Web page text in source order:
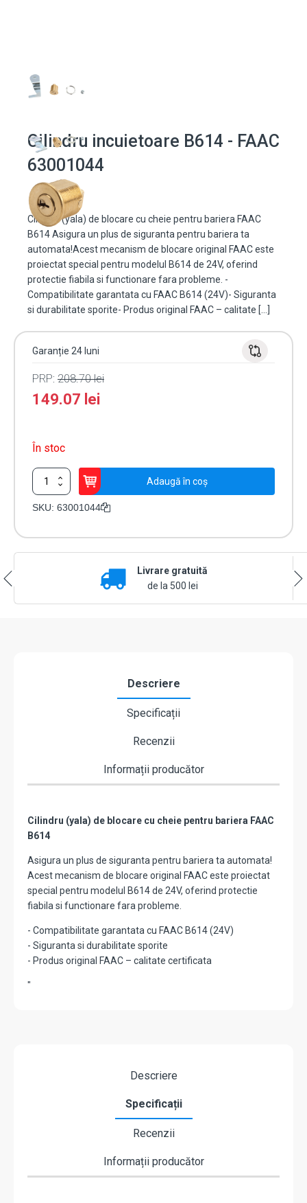
Cilindru incuietoare B614 - FAAC
63001044
Cilindru (yala) de blocare cu cheie pentru bariera FAAC
B614 Asigura un plus de siguranta pentru bariera ta
automata!Acest mecanism de blocare original FAAC este
proiectat special pentru modelul B614 de 24V, oferind
protectie fiabila si functionare fara probleme. -
Compatibilitate garantata cu FAAC B614 (24V)- Siguranta
si durabilitate sporite- Produs original FAAC – calitate […]
Garanție 24 luni
PRP: 208.70lei
149.07 lei
În stoc
Cantitate
Cilindru
incuietoare
Adaugă în coș
SKU: 63001044
Livrare gratuită
de la 500 lei
Descriere
Specificații
Recenzii
Informații producător
Cilindru (yala) de blocare cu cheie pentru bariera FAAC
B614
Asigura un plus de siguranta pentru bariera ta automata!
Acest mecanism de blocare original FAAC este proiectat
special pentru modelul B614 de 24V, oferind protectie
fiabila si functionare fara probleme.
- Compatibilitate garantata cu FAAC B614 (24V)
- Siguranta si durabilitate sporite
- Produs original FAAC – calitate certificata
"
Descriere
Specificații
Recenzii
Informații producător